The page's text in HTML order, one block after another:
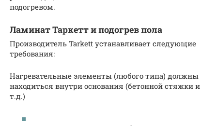
подогревом.
Ламинат Таркетт и подогрев пола
Производитель Tarkett устанавливает следующие
требования:
Нагревательные элементы (любого типа) должны
находиться внутри основания (бетонной стяжки и
т.д.)